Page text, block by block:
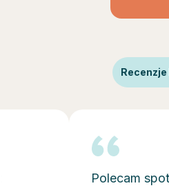
Polecam